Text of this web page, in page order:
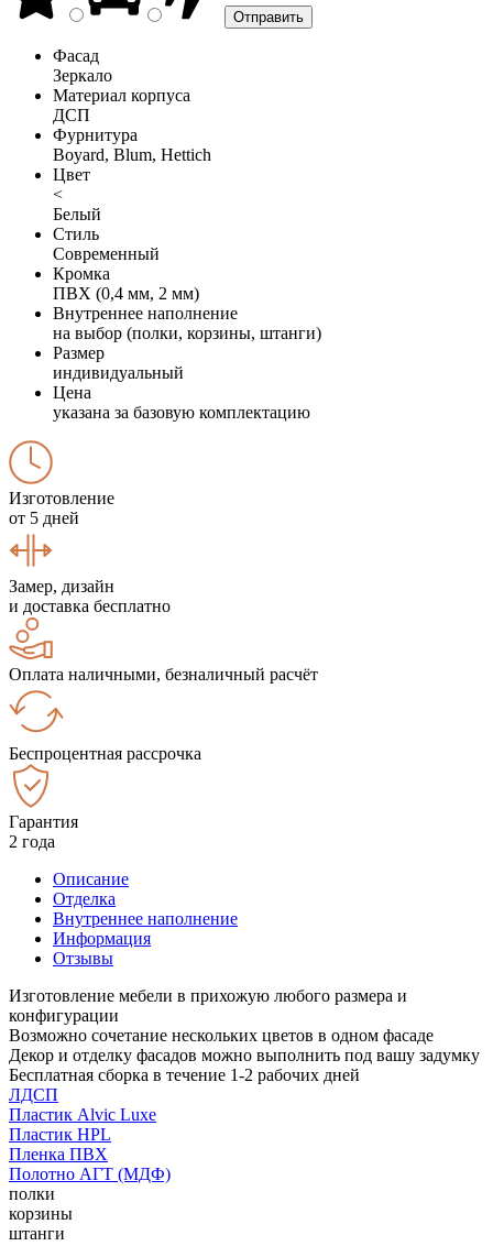
Фасад
Зеркало
Материал корпуса
ДСП
Фурнитура
Boyard, Blum, Hettich
Цвет
<
Белый
Стиль
Современный
Кромка
ПВХ (0,4 мм, 2 мм)
Внутреннее наполнение
на выбор (полки, корзины, штанги)
Размер
индивидуальный
Цена
указана за базовую комплектацию
Изготовление
от 5 дней
Замер, дизайн
и доставка бесплатно
Оплата наличными, безналичный расчёт
Беспроцентная рассрочка
Гарантия
2 года
Описание
Отделка
Внутреннее наполнение
Информация
Отзывы
Изготовление мебели в прихожую любого размера и
конфигурации
Возможно сочетание нескольких цветов в одном фасаде
Декор и отделку фасадов можно выполнить под вашу задумку
Бесплатная сборка в течение 1-2 рабочих дней
ЛДСП
Пластик Alvic Luxe
Пластик HPL
Пленка ПВХ
Полотно АГТ (МДФ)
полки
корзины
штанги